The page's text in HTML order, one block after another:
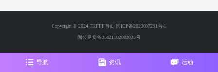
Copyright © 2024 TKFFF首页 闽ICP备2023007291号-1
闽公网安备35021102002035号
导航 资讯 活动